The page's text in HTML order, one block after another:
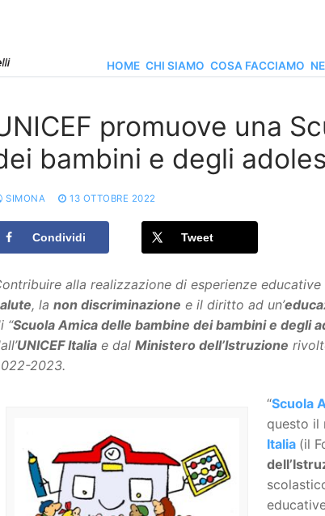
HOME CHI SIAMO COSA FACCIAMO
promuove una
bambini e degli
SIMONA 13 OTTOBRE 2022
Condividi Tweet
alla realizzazione di esperienze
, la non discriminazione e il diritto ad un’
“Scuola Amica delle bambine dei bambini e degli
UNICEF Italia e dal Ministero dell’Istruzione
2023.
“Scuola
questo il
Italia (il